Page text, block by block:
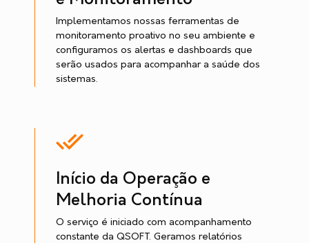
Implementamos nossas ferramentas de
monitoramento proativo no seu ambiente e
configuramos os alertas e dashboards que
serão usados para acompanhar a saúde dos
sistemas.
Início da Operação e
Melhoria Contínua
O serviço é iniciado com acompanhamento
constante da QSOFT. Geramos relatórios